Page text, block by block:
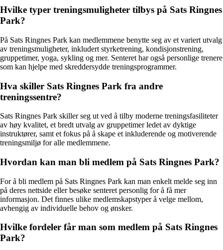
Hvilke typer treningsmuligheter tilbys på Sats Ringnes
Park?
På Sats Ringnes Park kan medlemmene benytte seg av et variert utvalg
av treningsmuligheter, inkludert styrketrening, kondisjonstrening,
gruppetimer, yoga, sykling og mer. Senteret har også personlige trenere
som kan hjelpe med skreddersydde treningsprogrammer.
Hva skiller Sats Ringnes Park fra andre
treningssentre?
Sats Ringnes Park skiller seg ut ved å tilby moderne treningsfasiliteter
av høy kvalitet, et bredt utvalg av gruppetimer ledet av dyktige
instruktører, samt et fokus på å skape et inkluderende og motiverende
treningsmiljø for alle medlemmene.
Hvordan kan man bli medlem på Sats Ringnes Park?
For å bli medlem på Sats Ringnes Park kan man enkelt melde seg inn
på deres nettside eller besøke senteret personlig for å få mer
informasjon. Det finnes ulike medlemskapstyper å velge mellom,
avhengig av individuelle behov og ønsker.
Hvilke fordeler får man som medlem på Sats Ringnes
Park?